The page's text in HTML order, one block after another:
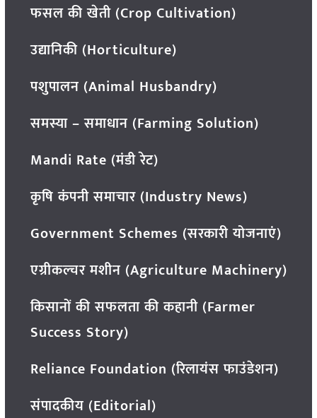
फसल की खेती (Crop Cultivation)
उद्यानिकी (Horticulture)
पशुपालन (Animal Husbandry)
समस्या – समाधान (Farming Solution)
Mandi Rate (मंडी रेट)
कृषि कंपनी समाचार (Industry News)
Government Schemes (सरकारी योजनाएं)
एग्रीकल्चर मशीन (Agriculture Machinery)
किसानों की सफलता की कहानी (Farmer
Success Story)
Reliance Foundation (रिलायंस फाउंडेशन)
संपादकीय (Editorial)